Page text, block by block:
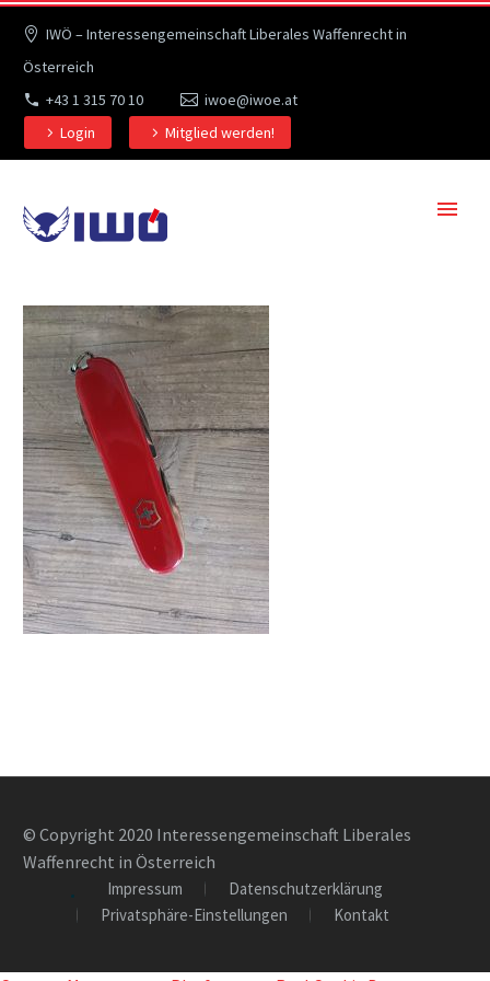
IWÖ – Interessengemeinschaft Liberales Waffenrecht in
Österreich
+43 1 315 70 10
iwoe@iwoe.at
Login
Mitglied werden!
© Copyright 2020 Interessengemeinschaft Liberales
Waffenrecht in Österreich
Impressum
Datenschutzerklärung
Privatsphäre-Einstellungen
Kontakt